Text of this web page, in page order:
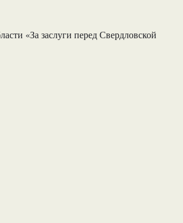
«За заслуги перед Свердловской